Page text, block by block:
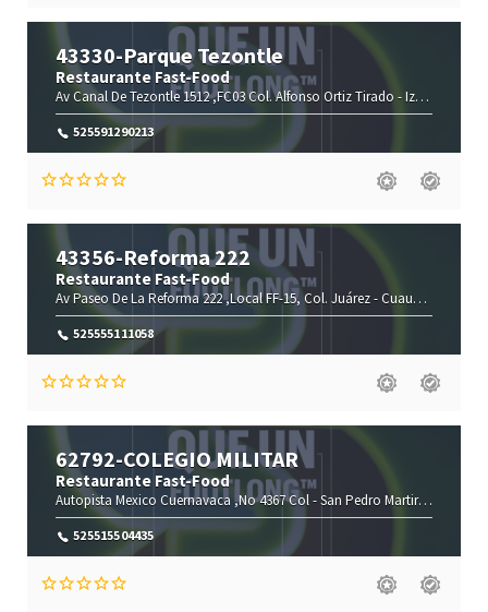
43330-Parque Tezontle
Restaurante Fast-Food
Av Canal De Tezontle 1512 ,FC03 Col. Alfonso Ortiz Tirado -Iztapalapa-
525591290213
43356-Reforma 222
Restaurante Fast-Food
Av Paseo De La Reforma 222 ,Local FF-15, Col. Juárez -Cuauhtémoc-
525555111058
62792-COLEGIO MILITAR
Restaurante Fast-Food
Autopista Mexico Cuernavaca ,No 4367 Col -San Pedro Martir- Ciudad
525515504435